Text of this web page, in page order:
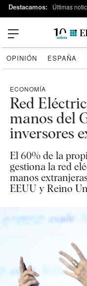
Destacamos: Últimas
OPINIÓN ESPAÑA
ECONOMÍA
Red
manos del
inversores
El 60% de la
gestiona la red
manos
EEUU y Reino